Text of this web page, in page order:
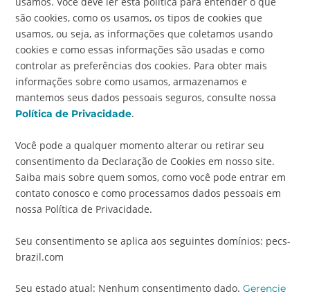
são cookies, como os usamos, os tipos de cookies que
usamos, ou seja, as informações que coletamos usando
cookies e como essas informações são usadas e como
controlar as preferências dos cookies. Para obter mais
informações sobre como usamos, armazenamos e
mantemos seus dados pessoais seguros, consulte nossa
Política de Privacidade.
Você pode a qualquer momento alterar ou retirar seu
consentimento da Declaração de Cookies em nosso site.
Saiba mais sobre quem somos, como você pode entrar em
contato conosco e como processamos dados pessoais em
nossa Política de Privacidade.
Seu consentimento se aplica aos seguintes domínios: pecs-
brazil.com
Seu estado atual: Nenhum consentimento dado.Gerencie